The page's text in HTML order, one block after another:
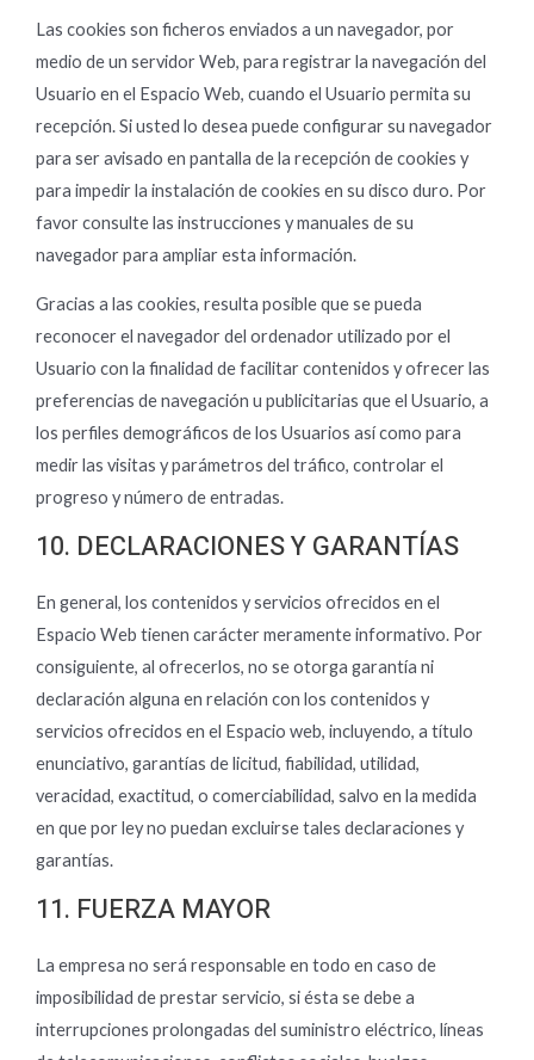
Las cookies son ficheros enviados a un navegador, por
medio de un servidor Web, para registrar la navegación del
Usuario en el Espacio Web, cuando el Usuario permita su
recepción. Si usted lo desea puede configurar su navegador
para ser avisado en pantalla de la recepción de cookies y
para impedir la instalación de cookies en su disco duro. Por
favor consulte las instrucciones y manuales de su
navegador para ampliar esta información.
Gracias a las cookies, resulta posible que se pueda
reconocer el navegador del ordenador utilizado por el
Usuario con la finalidad de facilitar contenidos y ofrecer las
preferencias de navegación u publicitarias que el Usuario, a
los perfiles demográficos de los Usuarios así como para
medir las visitas y parámetros del tráfico, controlar el
progreso y número de entradas.
10. DECLARACIONES Y GARANTÍAS
En general, los contenidos y servicios ofrecidos en el
Espacio Web tienen carácter meramente informativo. Por
consiguiente, al ofrecerlos, no se otorga garantía ni
declaración alguna en relación con los contenidos y
servicios ofrecidos en el Espacio web, incluyendo, a título
enunciativo, garantías de licitud, fiabilidad, utilidad,
veracidad, exactitud, o comerciabilidad, salvo en la medida
en que por ley no puedan excluirse tales declaraciones y
garantías.
11. FUERZA MAYOR
La empresa no será responsable en todo en caso de
imposibilidad de prestar servicio, si ésta se debe a
interrupciones prolongadas del suministro eléctrico, líneas